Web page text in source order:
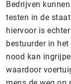
Bedrijven
testen in de
hiervoor is
bestuurder in
nood kan
waardoor